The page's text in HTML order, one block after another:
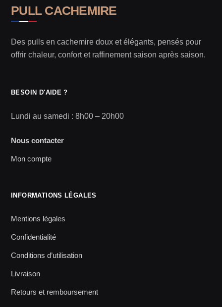
PULL CACHEMIRE
Des pulls en cachemire doux et élégants, pensés pour
offrir chaleur, confort et raffinement saison après saison.
BESOIN D'AIDE ?
Lundi au samedi : 8h00 – 20h00
Nous contacter
Mon compte
INFORMATIONS LÉGALES
Mentions légales
Confidentialité
Conditions d’utilisation
Livraison
Retours et remboursement